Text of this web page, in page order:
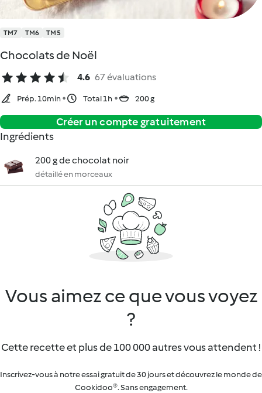
TM7 TM6 TM5
Chocolats de Noël
4.6 67 évaluations
Prép. 10min Total 1h 200 g
Créer un compte gratuitement
Ingrédients
200 g de chocolat noir
détaillé en morceaux
Vous aimez ce que vous voyez
?
Cette recette et plus de 100 000 autres vous attendent !
Inscrivez-vous à notre essai gratuit de 30 jours et découvrez le monde de
Cookidoo®. Sans engagement.